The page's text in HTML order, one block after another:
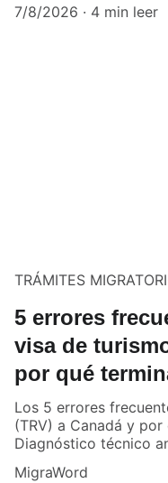
7/8/2026
4 min leer
TRÁMITES
5 errores
visa de
por qué
Los 5 errores
(TRV) a Canadá y
Diagnóstico técnico
MigraWord